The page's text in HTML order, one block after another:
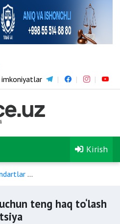
imkoniyatlar
Kirish
teng haq to‘lash